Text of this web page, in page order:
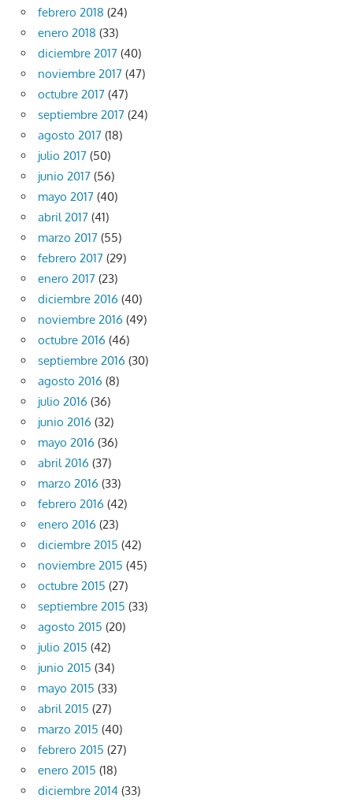
febrero 2018 (24)
enero 2018 (33)
diciembre 2017 (40)
noviembre 2017 (47)
octubre 2017 (47)
septiembre 2017 (24)
agosto 2017 (18)
julio 2017 (50)
junio 2017 (56)
mayo 2017 (40)
abril 2017 (41)
marzo 2017 (55)
febrero 2017 (29)
enero 2017 (23)
diciembre 2016 (40)
noviembre 2016 (49)
octubre 2016 (46)
septiembre 2016 (30)
agosto 2016 (8)
julio 2016 (36)
junio 2016 (32)
mayo 2016 (36)
abril 2016 (37)
marzo 2016 (33)
febrero 2016 (42)
enero 2016 (23)
diciembre 2015 (42)
noviembre 2015 (45)
octubre 2015 (27)
septiembre 2015 (33)
agosto 2015 (20)
julio 2015 (42)
junio 2015 (34)
mayo 2015 (33)
abril 2015 (27)
marzo 2015 (40)
febrero 2015 (27)
enero 2015 (18)
diciembre 2014 (33)